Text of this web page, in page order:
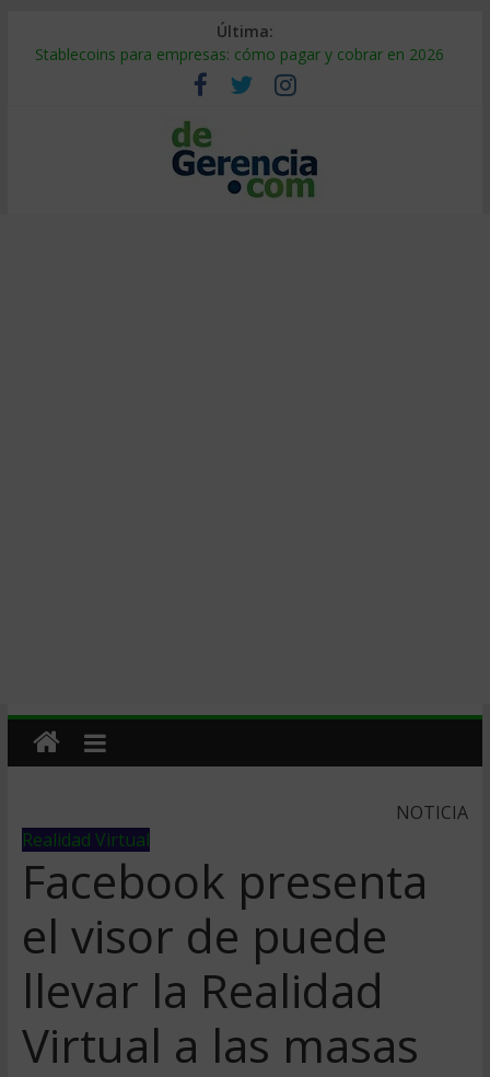
Última:
Stablecoins para empresas: cómo pagar y cobrar en 2026
Despido silencioso: qué es y por qué sale tan caro
IA en selección de personal: cómo auditarla a tiempo
Trabajo forzoso en la cadena de suministro: qué hacer
Mercado hispano de EE. UU.: cómo segmentarlo y venderle
NOTICIA
Realidad Virtual
Facebook presenta
el visor de puede
llevar la Realidad
Virtual a las masas